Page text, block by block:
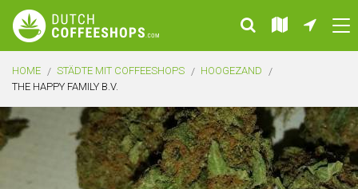
HOME STÄDTE MIT COFFEESHOPS
HOOGEZAND
THE HAPPY FAMILY B.V.